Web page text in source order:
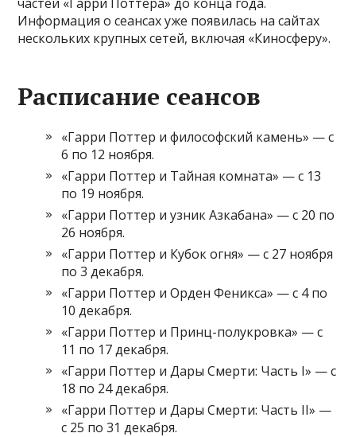
Информация о сеансах уже появилась на сайтах
нескольких крупных сетей, включая «Киносферу».
Расписание сеансов
«Гарри Поттер и философский камень» — с
6 по 12 ноября.
«Гарри Поттер и Тайная комната» — с 13
по 19 ноября.
«Гарри Поттер и узник Азкабана» — с 20 по
26 ноября.
«Гарри Поттер и Кубок огня» — с 27 ноября
по 3 декабря.
«Гарри Поттер и Орден Феникса» — с 4 по
10 декабря.
«Гарри Поттер и Принц-полукровка» — с
11 по 17 декабря.
«Гарри Поттер и Дары Смерти: Часть I» — с
18 по 24 декабря.
«Гарри Поттер и Дары Смерти: Часть II» —
с 25 по 31 декабря.